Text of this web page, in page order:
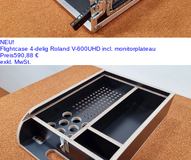
NEU!
Flightcase 4-delig Roland V-600UHD incl. monitorplateau
Preis590,88 €
exkl. MwSt.